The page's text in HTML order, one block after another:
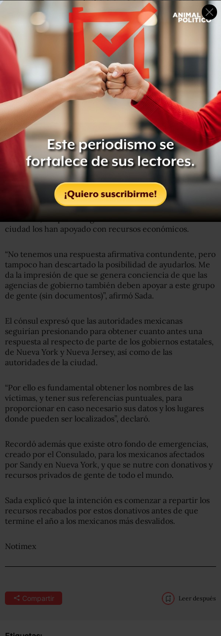
Por el momento, la asistencia que han recibido estas
personas de parte del gobierno de México es el único
apoyo que han obtenido en sus esfuerzos de reconstruir
sus vidas tras el huracán.
Inmigrantes indocumentados no tienen acceso a los
recursos destinados por el gobierno federal
estadunidense para casos de emergencia. Por el
momento, tampoco los gobiernos del estado ni de la
ciudad los han apoyado con recursos económicos.
“No tenemos una respuesta afirmativa contundente, pero
tampoco han descartado la posibilidad de ayudarlos. Me
da la impresión de que se genera conciencia de que las
agencias de gobierno también deben apoyar a este grupo
de gente (sin documentos)”, afirmó Sada.
El cónsul expresó que las autoridades mexicanas
seguirían presionando para obtener cuanto antes una
respuesta al respecto de parte de los gobiernos estatales,
de Nueva York y Nueva Jersey, así como de las
autoridades de la ciudad.
“Por ello es fundamental obtener los nombres de las
víctimas, y tener sus referencias puntuales, para
proporcionar en caso necesario sus datos y los lugares
donde pueden ser localizados”, declaró.
Recordó además que existe otro fondo de emergencias,
creado por el Consulado, para los mexicanos afectados
por Sandy en Nueva York, y que se nutre con donativos y
recursos privados de gente de todo el mundo.
Sada explicó que la intención es comenzar a repartir los
recursos recabados por estos donativos antes de que
termine el año a los mexicanos más desvalidos.
Notimex
Compartir Leer después